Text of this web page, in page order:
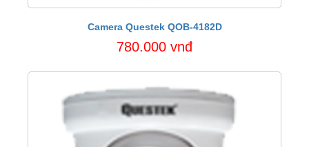
Camera Questek QOB-4182D
780.000 vnđ